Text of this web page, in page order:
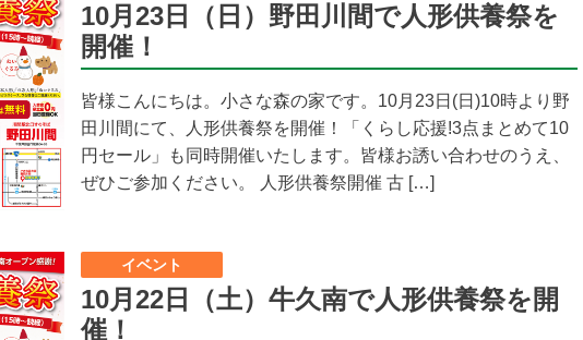
10月23日（日）野田川間で人形供養祭を
開催！
皆様こんにちは。小さな森の家です。10月23日(日)10時より野
田川間にて、人形供養祭を開催！「くらし応援!3点まとめて10
円セール」も同時開催いたします。皆様お誘い合わせのうえ、
ぜひご参加ください。 人形供養祭開催 古 […]
イベント
10月22日（土）牛久南で人形供養祭を開
催！